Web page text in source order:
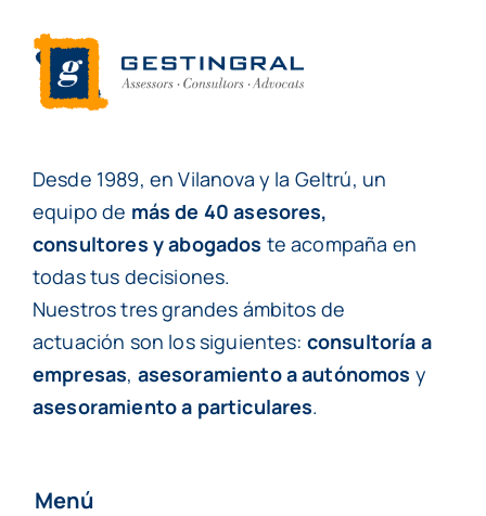
Desde 1989, en Vilanova y la Geltrú, un
equipo de más de 40 asesores,
consultores y abogados te acompaña en
todas tus decisiones.
Nuestros tres grandes ámbitos de
actuación son los siguientes: consultoría a
empresas, asesoramiento a autónomos y
asesoramiento a particulares.
Menú